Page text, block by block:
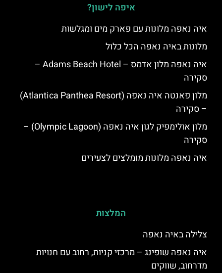
איפה לישון?
איה נאפה מלונות עם פארק מים ומגלשות
מלונות באיה נאפה הכל כלול
איה נאפה מלון אדמס – Adams Beach Hotel –
סקירה
מלון פאנטה איה נאפה (Atlantica Panthea Resort)
– סקירה
מלון אולימפיק לגון איה נאפה (Olympic Lagoon) –
סקירה
איה נאפה מלונות מומלצים לצעירים
המלצות
צלילה באיה נאפה
איה נאפה שופינג – מרכזי קניות, רחוב עם חנויות
מדרחוב, שווקים